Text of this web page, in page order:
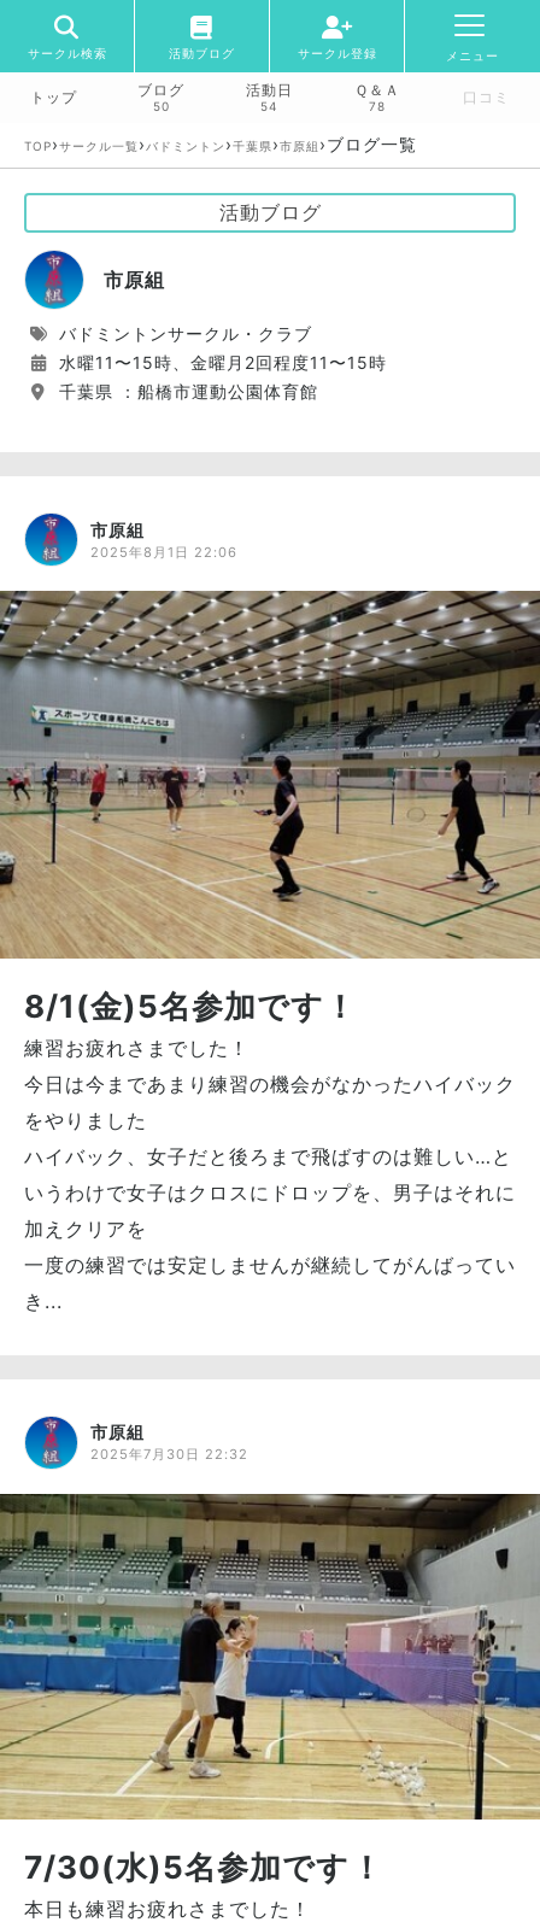
サークル検索 活動ブログ サークル登録 メニュー
トップ ブログ
50
活動日
54
Ｑ＆Ａ
78 口コミ
TOP›サークル一覧 › バドミントン ›千葉県›市原組 ›ブログ一覧
活動ブログ
市原組
バドミントンサークル・クラブ
水曜11〜15時、金曜月2回程度11〜15時
千葉県 ：船橋市運動公園体育館
市原組
2025年8月1日 22:06
8/1(金)5名参加です！
練習お疲れさまでした！
今日は今まであまり練習の機会がなかったハイバック
をやりました
ハイバック、女子だと後ろまで飛ばすのは難しい…と
いうわけで女子はクロスにドロップを、男子はそれに
加えクリアを
一度の練習では安定しませんが継続してがんばってい
き...
市原組
2025年7月30日 22:32
7/30(水)5名参加です！
本日も練習お疲れさまでした！